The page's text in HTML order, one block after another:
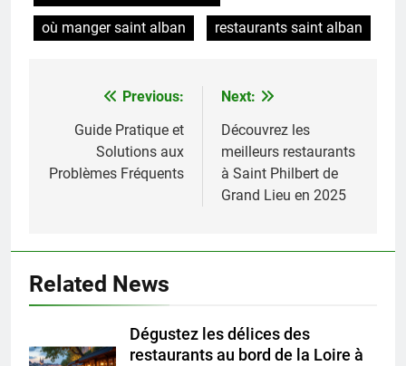
où manger saint alban
restaurants saint alban
Navigation
l’article
Previous:
Guide Pratique et
Solutions aux
Problèmes Fréquents
Next:
Découvrez les
meilleurs restaurants
à Saint Philbert de
Grand Lieu en 2025
Related News
Dégustez les délices des
restaurants au bord de la Loire à